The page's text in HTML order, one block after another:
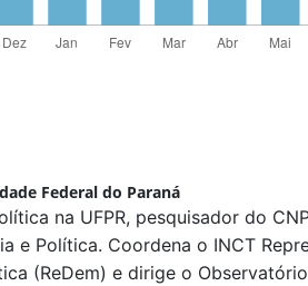
Federal do Paraná
na UFPR, pesquisador do
e Política. Coordena o INCT
(ReDem) e dirige o